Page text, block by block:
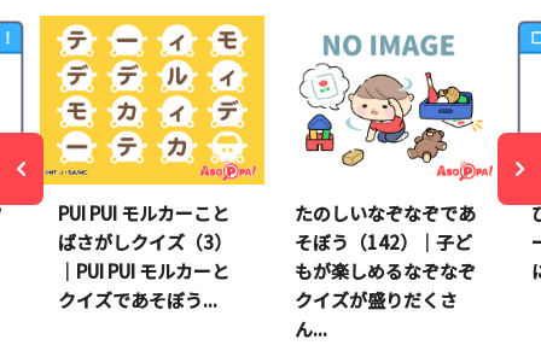
PUI PUI モルカーこと
ばさがしクイズ（3）
｜PUI PUI モルカーと
クイズであそぼう...
たのしいなぞなぞであ
そぼう（142）｜子ど
もが楽しめるなぞなぞ
クイズが盛りだくさ
ん...